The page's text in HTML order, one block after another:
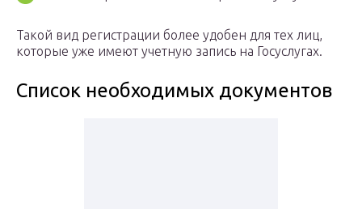
Такой вид регистрации более удобен для тех лиц,
которые уже имеют учетную запись на Госуслугах.
Список необходимых документов